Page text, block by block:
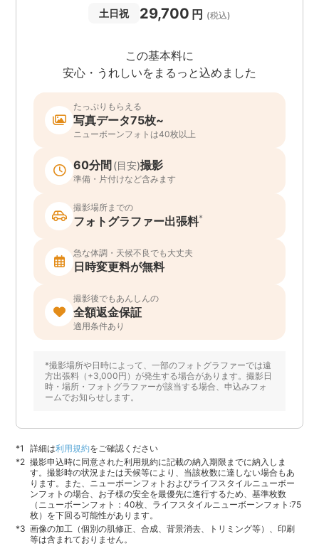
土日祝 29,700 円 (税込)
この基本料に
安心・うれしいをまるっと込めました
たっぷりもらえる
写真データ75枚~
ニューボーンフォトは40枚以上
60分間 (目安)撮影
準備・片付けなど含みます
撮影場所までの
フォトグラファー出張料*
急な体調・天候不良でも大丈夫
日時変更料が無料
撮影後でもあんしんの
全額返金保証
適用条件あり
*撮影場所や日時によって、一部のフォトグラファーでは遠
方出張料（+3,000円）が発生する場合があります。撮影日
時・場所・フォトグラファーが該当する場合、申込みフォ
ームでお知らせします。
詳細は利用規約をご確認ください
撮影申込時に同意された利用規約に記載の納入期限までに納入しま
す。撮影時の状況または天候等により、当該枚数に達しない場合もあ
ります。また、ニューボーンフォトおよびライフスタイルニューボー
ンフォトの場合、お子様の安全を最優先に進行するため、基準枚数
（ニューボーンフォト：40枚、ライフスタイルニューボーンフォト:75
枚）を下回る可能性があります。
画像の加工（個別の肌修正、合成、背景消去、トリミング等）、印刷
等は含まれておりません。